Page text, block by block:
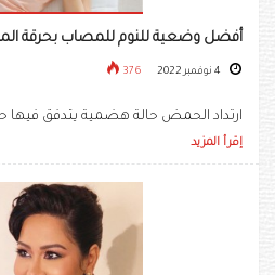
أفضل وضعية للنوم للمصاب بحرقة
376
ارتداد الحمض حالة هضمية يتدفق فيها
إقرأ المزيد